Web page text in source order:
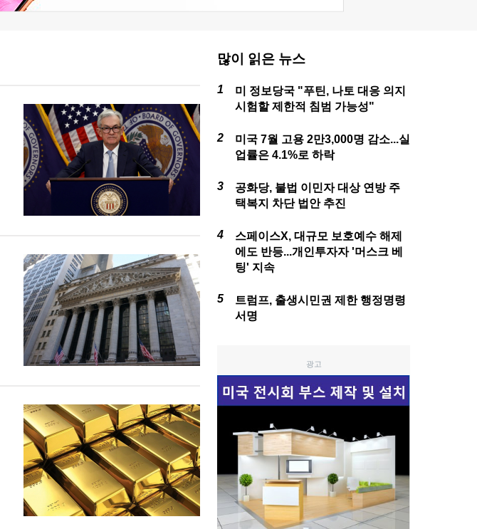
많이 읽은 뉴스
미 정보당국 "푸틴, 나토 대응 의지
시험할 제한적 침범 가능성"
미국 7월 고용 2만3,000명 감소...실
업률은 4.1%로 하락
공화당, 불법 이민자 대상 연방 주
택복지 차단 법안 추진
스페이스X, 대규모 보호예수 해제
에도 반등...개인투자자 '머스크 베
팅' 지속
트럼프, 출생시민권 제한 행정명령
서명